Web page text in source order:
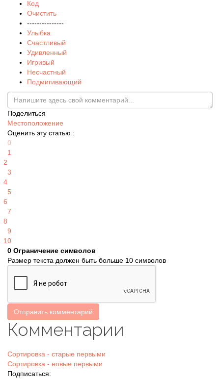
Код
Очистить
---------------
Улыбка
Счастливый
Удивленный
Игривый
Несчастный
Подмигивающий
Поделиться
Местоположение
Оценить эту статью :
0
1
2
3
4
5
6
7
8
9
10
0 Ограничение символов
Размер текста должен быть больше 10 символов
Отправить комментарий
Комментарии
Сортировка - старые первыми
Сортировка - новые первыми
Подписаться: